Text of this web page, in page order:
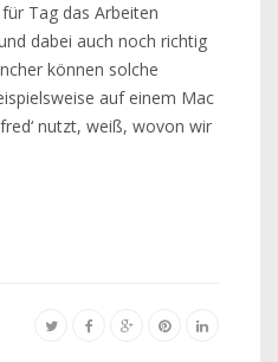
Tag das Arbeiten
dabei auch noch richtig
können solche
auf einem Mac
nutzt, weiß, wovon wir